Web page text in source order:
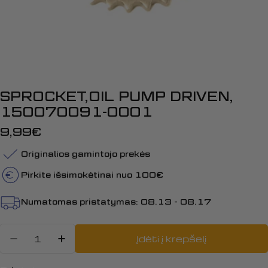
SPROCKET,OIL PUMP DRIVEN,
150070091-0001
Įprasta
kaina
9,99€
Originalios gamintojo prekės
Pirkite išsimokėtinai nuo 100€
Numatomas pristatymas: 08.13 - 08.17
Sumažinti kiekį: SPROCKET,OIL
Padidinti SPROCKET,OIL
Įdėti į krepšelį